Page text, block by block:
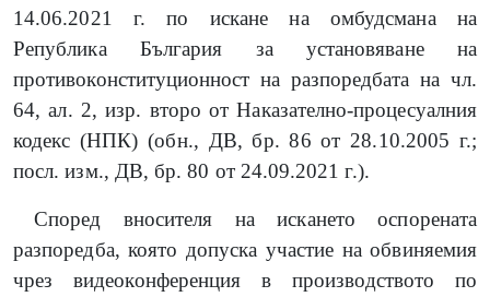
14.06.2021 г. по искане на омбудсмана на
Република България за установяване на
противоконституционност на разпоредбата на чл.
64, ал. 2, изр. второ от Наказателно-процесуалния
кодекс (НПК) (обн., ДВ, бр. 86 от 28.10.2005 г.;
посл. изм., ДВ, бр. 80 от 24.09.2021 г.).
Според вносителя на искането оспорената
разпоредба, която допуска участие на обвиняемия
чрез видеоконференция в производството по